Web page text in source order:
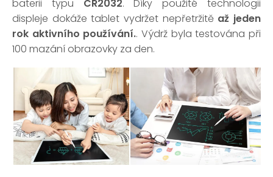
baterii typu CR2032. Díky použité technologii
displeje dokáže tablet vydržet nepřetržitě až jeden
rok aktivního používání.. Výdrž byla testována při
100 mazání obrazovky za den.